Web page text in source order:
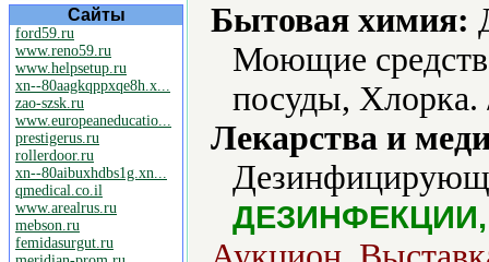
Сайты
ford59.ru
www.reno59.ru
www.helpsetup.ru
xn--80aagkqppxqe8h.x...
zao-szsk.ru
www.europeaneducatio...
prestigerus.ru
rollerdoor.ru
xn--80aibuxhdbs1g.xn...
qmedical.co.il
www.arealrus.ru
mebson.ru
femidasurgut.ru
Бытовая химия:
Моющие
посуды,
Лекарства и